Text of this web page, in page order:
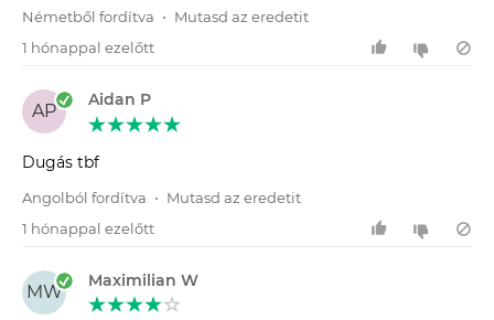
Németből fordítva • Mutasd az eredetit
1 hónappal ezelőtt
AP
Aidan P
Dugás tbf
Angolból fordítva • Mutasd az eredetit
1 hónappal ezelőtt
MW
Maximilian W